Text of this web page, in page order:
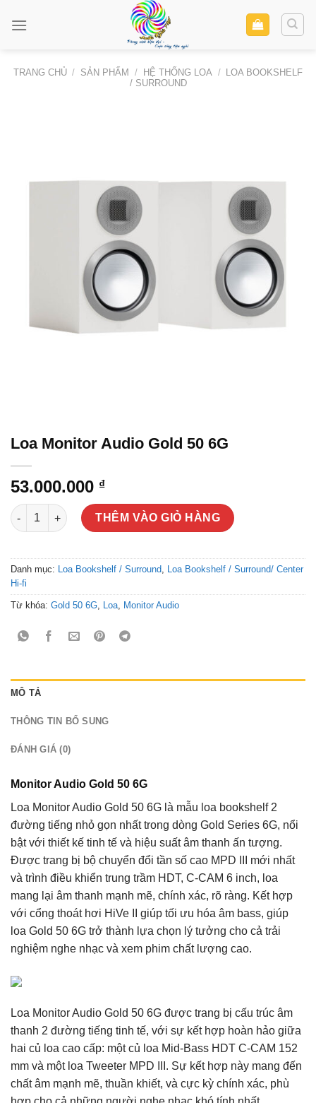
TRANG CHỦ / SẢN PHẨM / HỆ THỐNG LOA /
LOA BOOKSHELF
/ SURROUND
Loa Monitor Audio Gold 50 6G
53.000.000 ₫
Loa Monitor Audio Gold 50 6G số lượng
THÊM VÀO GIỎ HÀNG
Danh mục: Loa Bookshelf / Surround
Loa Bookshelf / Surround/ Center
Hi-fi
Từ khóa: Gold 50 6G Loa Monitor Audio
MÔ TẢ
THÔNG TIN BỔ SUNG
ĐÁNH GIÁ (0)
Monitor Audio Gold 50 6G
Loa Monitor Audio Gold 50 6G là mẫu loa bookshelf 2
đường tiếng nhỏ gọn nhất trong dòng Gold Series 6G, nổi
bật với thiết kế tinh tế và hiệu suất âm thanh ấn tượng.
Được trang bị bộ chuyển đổi tần số cao MPD III mới nhất
và trình điều khiển trung trầm HDT, C-CAM 6 inch, loa
mang lại âm thanh mạnh mẽ, chính xác, rõ ràng. Kết hợp
với cổng thoát hơi HiVe II giúp tối ưu hóa âm bass, giúp
loa Gold 50 6G trở thành lựa chọn lý tưởng cho cả trải
nghiệm nghe nhạc và xem phim chất lượng cao.
Loa Monitor Audio Gold 50 6G được trang bị cấu trúc âm
thanh 2 đường tiếng tinh tế, với sự kết hợp hoàn hảo giữa
hai củ loa cao cấp: một củ loa Mid-Bass HDT C-CAM 152
mm và một loa Tweeter MPD III. Sự kết hợp này mang đến
chất âm mạnh mẽ, thuần khiết, và cực kỳ chính xác, phù